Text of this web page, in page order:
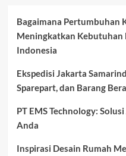
Bagaimana Pertumbuhan
Meningkatkan Kebutuhan
Indonesia
Ekspedisi Jakarta
Sparepart, dan Barang
PT EMS Technology:
Anda
Inspirasi Desain Rumah